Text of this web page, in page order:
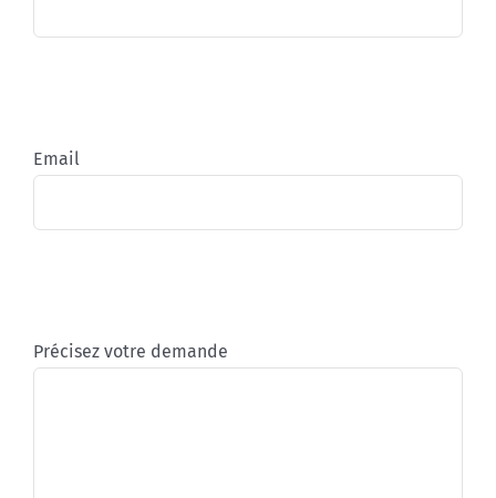
Email
Précisez votre demande